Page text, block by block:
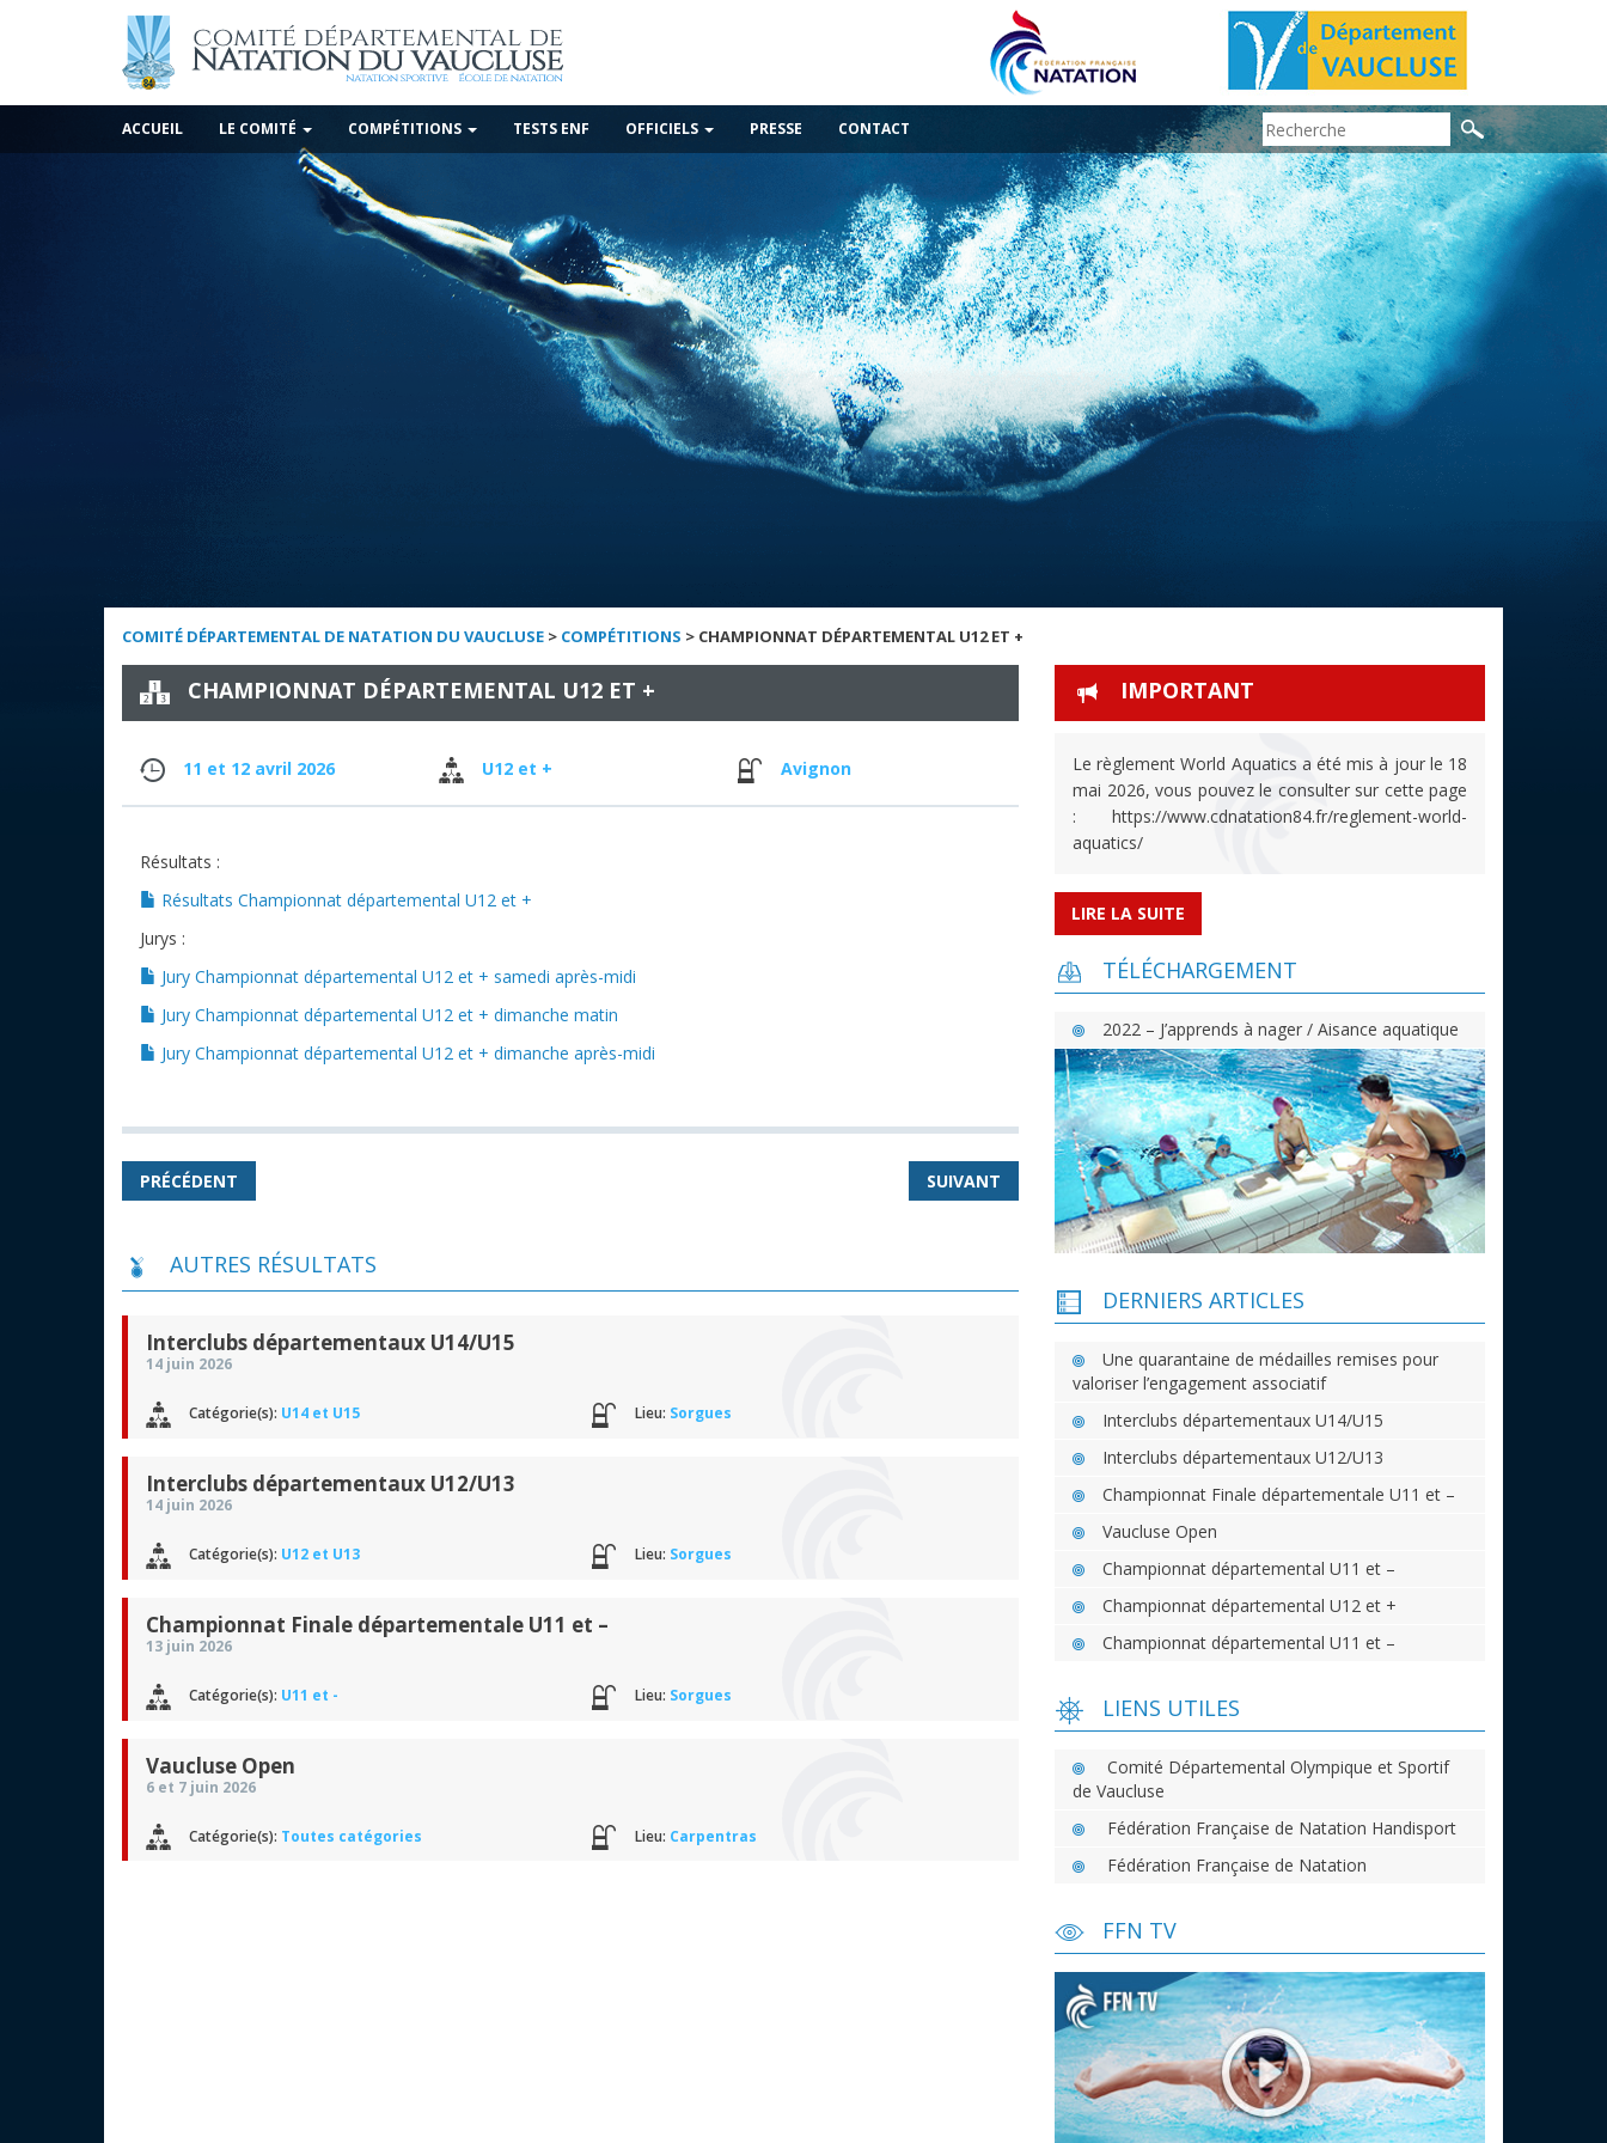
ACCUEIL LE COMITÉ COMPÉTITIONS TESTS ENF OFFICIELS PRESSE CONTACT Search:
COMITÉ DÉPARTEMENTAL DE NATATION DU VAUCLUSE > COMPÉTITIONS > CHAMPIONNAT DÉPARTEMENTAL U12 ET +
CHAMPIONNAT DÉPARTEMENTAL U12 ET +
11 et 12 avril 2026 U12 et + Avignon
Résultats :
Résultats Championnat départemental U12 et +
Jurys :
Jury Championnat départemental U12 et + samedi après-midi
Jury Championnat départemental U12 et + dimanche matin
Jury Championnat départemental U12 et + dimanche après-midi
PRÉCÉDENT SUIVANT
AUTRES RÉSULTATS
Interclubs départementaux U14/U15
14 juin 2026
Catégorie(s): U14 et U15 Lieu: Sorgues
Interclubs départementaux U12/U13
14 juin 2026
Catégorie(s): U12 et U13 Lieu: Sorgues
Championnat Finale départementale U11 et –
13 juin 2026
Catégorie(s): U11 et - Lieu: Sorgues
Vaucluse Open
6 et 7 juin 2026
Catégorie(s): Toutes catégories Lieu: Carpentras
IMPORTANT
Le règlement World Aquatics a été mis à jour le 18
mai 2026, vous pouvez le consulter sur cette page
: https://www.cdnatation84.fr/reglement-world-
aquatics/
LIRE LA SUITE
TÉLÉCHARGEMENT
2022 – J’apprends à nager / Aisance aquatique
DERNIERS ARTICLES
Une quarantaine de médailles remises pour
valoriser l’engagement associatif
Interclubs départementaux U14/U15
Interclubs départementaux U12/U13
Championnat Finale départementale U11 et –
Vaucluse Open
Championnat départemental U11 et –
Championnat départemental U12 et +
Championnat départemental U11 et –
LIENS UTILES
Comité Départemental Olympique et Sportif
de Vaucluse
Fédération Française de Natation Handisport
Fédération Française de Natation
FFN TV